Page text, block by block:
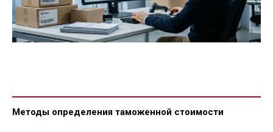
Методы определения таможенной стоимости